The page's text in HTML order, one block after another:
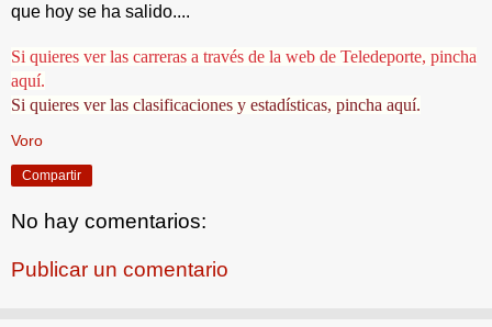
que hoy se ha salido....
Si quieres ver las carreras a través de la web de Teledeporte, pincha
aquí.
Si quieres ver las clasificaciones y estadísticas, pincha aquí.
Voro
Compartir
No hay comentarios:
Publicar un comentario